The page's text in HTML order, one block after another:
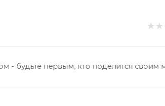
- будьте первым, кто поделится своим